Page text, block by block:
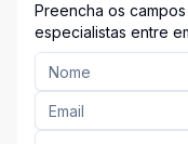
Preencha os
especialistas entre